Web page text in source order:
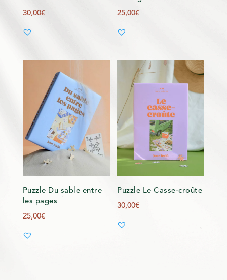
30,00€ 25,00€
Puzzle Du sable entre
les pages
25,00€
Puzzle Le Casse-croûte
30,00€